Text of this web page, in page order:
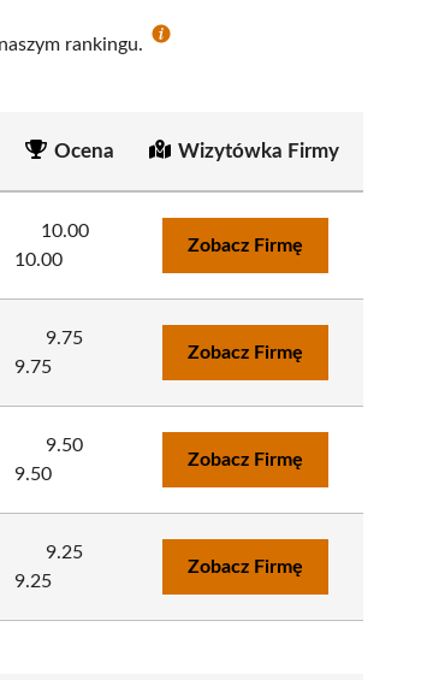
rankingu.
Ocena Wizytówka Firmy
10.00
10.00
Zobacz Firmę
9.75
9.75
Zobacz Firmę
9.50
9.50
Zobacz Firmę
9.25
9.25
Zobacz Firmę